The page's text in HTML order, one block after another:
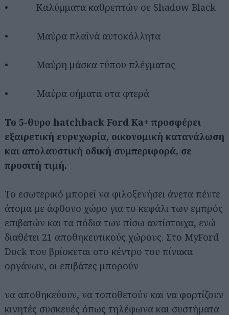
• Καλύμματα καθρεπτών σε Shadow Black
• Μαύρα πλαϊνά αυτοκόλλητα
• Μαύρη μάσκα τύπου πλέγματος
• Μαύρα σήματα στα φτερά
Το 5-θυρο hatchback Ford Ka+ προσφέρει
εξαιρετική ευρυχωρία, οικονομική κατανάλωση
και απολαυστική οδική συμπεριφορά, σε
προσιτή τιμή.
Το εσωτερικό μπορεί να φιλοξενήσει άνετα πέντε
άτομα με άφθονο χώρο για το κεφάλι των εμπρός
επιβατών και τα πόδια των πίσω αντίστοιχα, ενώ
διαθέτει 21 αποθηκευτικούς χώρους. Στο MyFord
Dock που βρίσκεται στο κέντρο του πίνακα
οργάνων, οι επιβάτες μπορούν
να αποθηκεύουν, να τοποθετούν και να φορτίζουν
κινητές συσκευές όπως τηλέφωνα και συστήματα